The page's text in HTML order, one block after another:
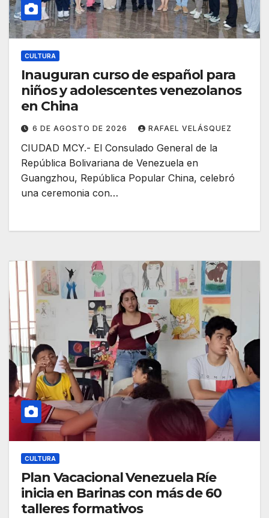
CULTURA
Inauguran curso de español para
niños y adolescentes venezolanos
en China
6 DE AGOSTO DE 2026 RAFAEL VELÁSQUEZ
CIUDAD MCY.- El Consulado General de la
República Bolivariana de Venezuela en
Guangzhou, República Popular China, celebró
una ceremonia con…
CULTURA
Plan Vacacional Venezuela Ríe
inicia en Barinas con más de 60
talleres formativos